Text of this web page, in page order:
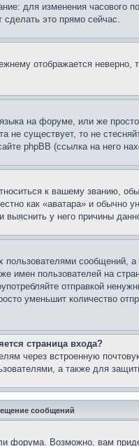
для изменения часового
это прямо сейчас.
отображается неверно,
на форуме, или же
не существует, то не
phpBB (ссылка на него
к вашему званию,
как «аватара» и обычно
у него причины
сообщений,
имен пользователей на
отправкой
уменьшит количество
страница входа?
через встроенную
а также для
сообщений
Возможно, вам